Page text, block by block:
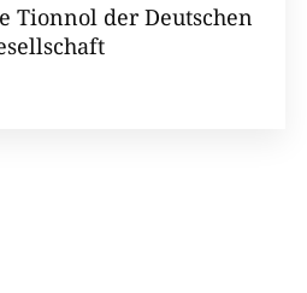
Tionnol der Deutschen